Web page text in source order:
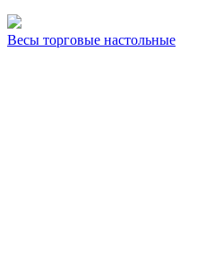
Весы торговые настольные